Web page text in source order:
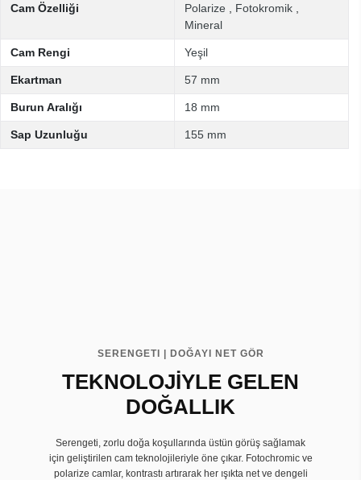
Cam Özelliği Polarize Fotokromik
Mineral
Cam Rengi Yeşil
Ekartman 57 mm
Burun Aralığı 18 mm
Sap Uzunluğu 155 mm
SERENGETI | DOĞAYI NET GÖR
TEKNOLOJİYLE GELEN
DOĞALLIK
Serengeti, zorlu doğa koşullarında üstün görüş sağlamak
için geliştirilen cam teknolojileriyle öne çıkar. Fotochromic ve
polarize camlar, kontrastı artırarak her ışıkta net ve dengeli